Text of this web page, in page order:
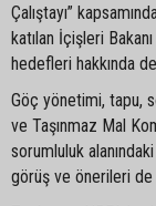
Çalıştayı”
katılan İçişleri
hedefleri hakkında
Göç yönetimi, tapu,
ve Taşınmaz Mal
sorumluluk alanındaki
görüş ve önerileri